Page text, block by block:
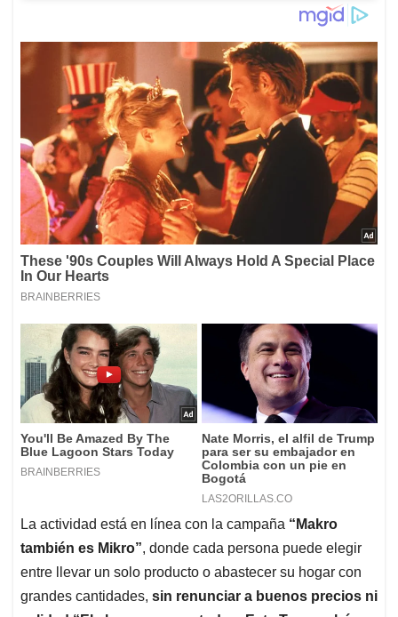
La actividad está en línea con la campaña “Makro
también es Mikro”, donde cada persona puede elegir
entre llevar un solo producto o abastecer su hogar con
grandes cantidades, sin renunciar a buenos precios ni